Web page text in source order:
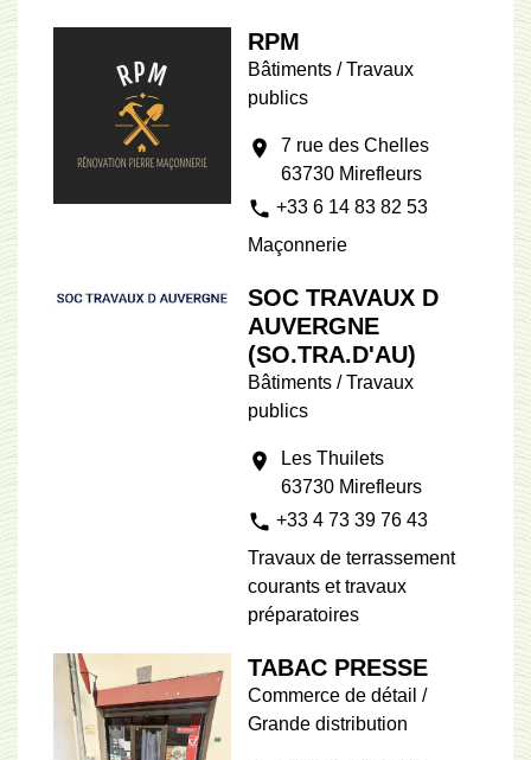
RPM
Bâtiments / Travaux
publics
location_on
7 rue des Chelles
63730 Mirefleurs
phone +33 6 14 83 82 53
Maçonnerie
SOC TRAVAUX D
AUVERGNE
(SO.TRA.D'AU)
Bâtiments / Travaux
publics
location_on
Les Thuilets
63730 Mirefleurs
phone +33 4 73 39 76 43
Travaux de terrassement
courants et travaux
préparatoires
TABAC PRESSE
Commerce de détail /
Grande distribution